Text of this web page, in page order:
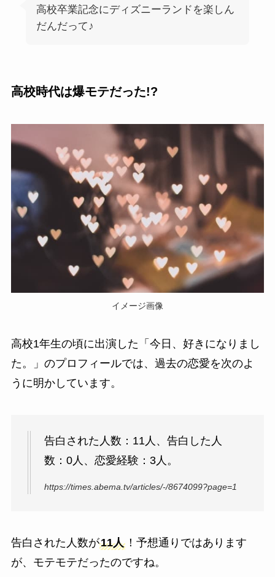
高校卒業記念にディズニーランドを楽しん
だんだって♪
高校時代は爆モテだった!?
イメージ画像
高校1年生の頃に出演した「今日、好きになりまし
た。」のプロフィールでは、過去の恋愛を次のよ
うに明かしています。
告白された人数：11人、告白した人
数：0人、恋愛経験：3人。
https://times.abema.tv/articles/-/8674099?page=1
告白された人数が11人！予想通りではあります
が、モテモテだったのですね。